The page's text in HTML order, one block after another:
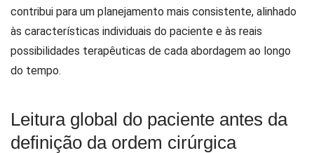
contribui para um planejamento mais consistente, alinhado
às características individuais do paciente e às reais
possibilidades terapêuticas de cada abordagem ao longo
do tempo.
Leitura global do paciente antes da
definição da ordem cirúrgica